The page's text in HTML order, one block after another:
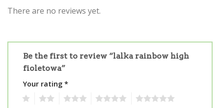
There are no reviews yet.
Be the first to review “lalka rainbow high
fioletowa”
Your rating *